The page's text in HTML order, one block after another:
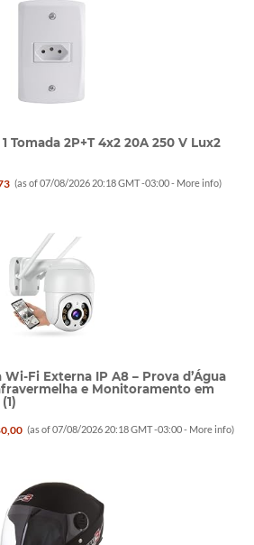
Tomada 2P+T 4x2 20A 250 V Lux2
(as of 07/08/2026 20:18 GMT -03:00 - More info)
Fi Externa IP A8 – Prova d’Água
e Monitoramento em
(as of 07/08/2026 20:18 GMT -03:00 - More info)